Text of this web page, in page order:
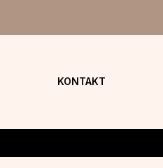
KONTAKT